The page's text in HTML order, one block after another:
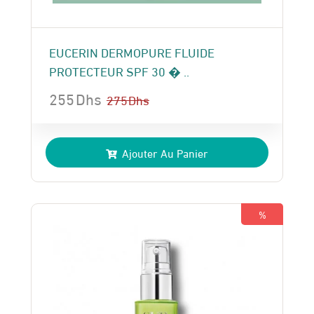
EUCERIN DERMOPURE FLUIDE
PROTECTEUR SPF 30 � ..
275Dhs
prix
initial
était :
275 Dhs.
255Dhs
prix
actuel
est :
255 Dhs.
Ajouter Au Panier
%